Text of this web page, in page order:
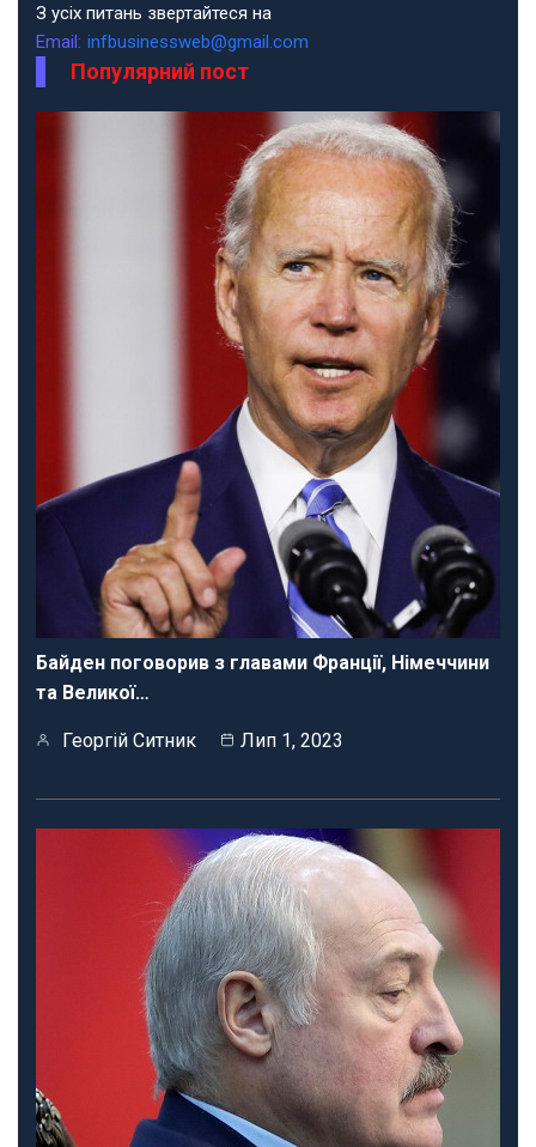
З усіх питань звертайтеся на
Email: infbusinessweb@gmail.com
Популярний пост
Байден поговорив з главами Франції, Німеччини
та Великої…
Георгій Ситник Лип 1, 2023